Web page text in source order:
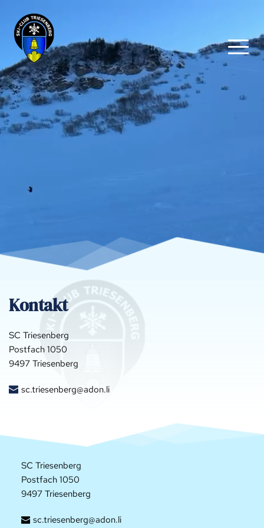
Kontakt
SC Triesenberg
Postfach 1050
9497 Triesenberg
sc.triesenberg@adon.li
SC Triesenberg
Postfach 1050
9497 Triesenberg
sc.triesenberg@adon.li